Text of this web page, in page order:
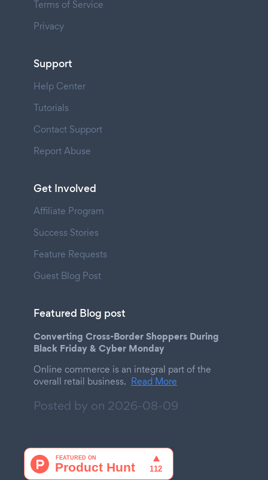
Terms of Service
Privacy
Support
Help Center
Tutorials
Contact Support
Report Abuse
Get Involved
Affiliate Program
Success Stories
Feature Requests
Guest Blog Post
Featured Blog post
Converting Cross-Border Shoppers During
Black Friday & Cyber Monday
Online commerce is an integral part of the
overall retail business. Read More
Posted by on 2026-08-09